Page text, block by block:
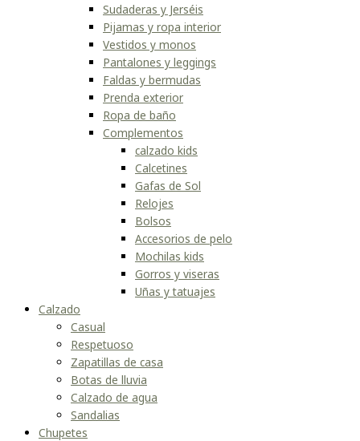
Sudaderas y Jerséis
Pijamas y ropa interior
Vestidos y monos
Pantalones y leggings
Faldas y bermudas
Prenda exterior
Ropa de baño
Complementos
calzado kids
Calcetines
Gafas de Sol
Relojes
Bolsos
Accesorios de pelo
Mochilas kids
Gorros y viseras
Uñas y tatuajes
Calzado
Casual
Respetuoso
Zapatillas de casa
Botas de lluvia
Calzado de agua
Sandalias
Chupetes